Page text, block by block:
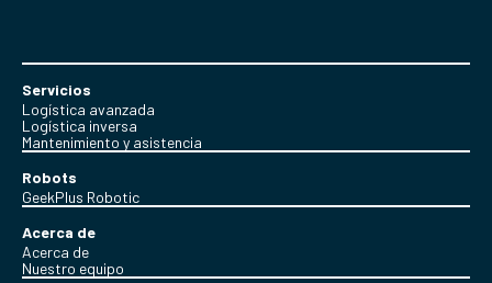
Servicios
Logística avanzada
Logística inversa
Mantenimiento y asistencia
Robots
GeekPlus Robotic
Acerca de
Acerca de
Nuestro equipo